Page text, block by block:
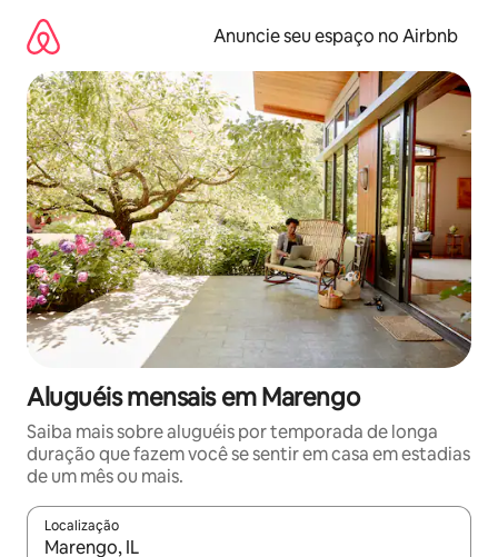
para
conteúdo
Anuncie seu espaço no Airbnb
Aluguéis mensais em Marengo
Saiba mais sobre aluguéis por temporada de longa
duração que fazem você se sentir em casa em estadias
de um mês ou mais.
Localização
Quando os resultados estiverem disponíveis, explore-os